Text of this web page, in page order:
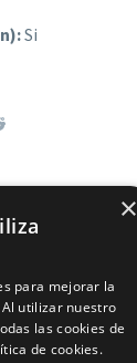
Si
×
para mejorar la
utilizar nuestro
las cookies de
de cookies.